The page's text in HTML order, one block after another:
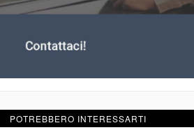
POTREBBERO INTERESSARTI